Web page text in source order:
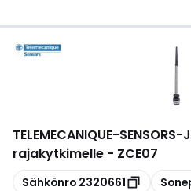
TELEMECANIQUE-SENSORS-
rajakytkimelle - ZCE07
Kopioi
Sähkönro 2320661 Kopioi